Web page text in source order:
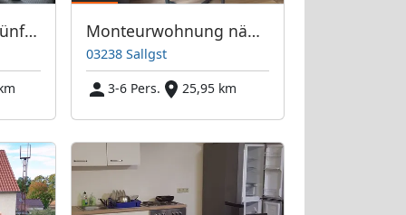
Gemütliche Unterkünfte -bis zu 40 Einzelbetten Monteurwohnung nähe BASF
03238 Sallgst
3-6 Pers.
25,95 km